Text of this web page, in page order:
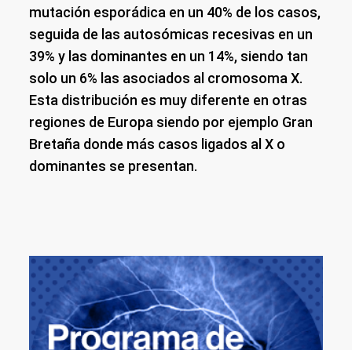
mutación esporádica en un 40% de los casos,
seguida de las autosómicas recesivas en un
39% y las dominantes en un 14%, siendo tan
solo un 6% las asociados al cromosoma X.
Esta distribución es muy diferente en otras
regiones de Europa siendo por ejemplo Gran
Bretaña donde más casos ligados al X o
dominantes se presentan.